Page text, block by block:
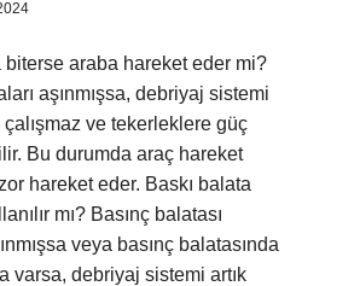
biterse araba hareket eder mi?
aşınmışsa, debriyaj sistemi
çalışmaz ve tekerleklere güç
Bu durumda araç hareket
hareket eder. Baskı balata
mı? Basınç balatası
veya basınç balatasında
varsa, debriyaj sistemi artık